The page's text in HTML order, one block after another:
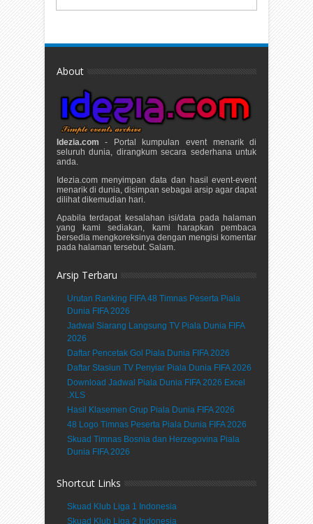
About
Idezia.com - Portal kumpulan event menarik di
seluruh dunia, dirangkum secara sederhana untuk
anda.
Idezia.com menyimpan data dan hasil event-event
menarik di dunia, disimpan sebagai arsip agar dapat
dilihat dikemudian hari.
Apabila terdapat kesalahan isi/data pada halaman
yang kami sediakan, kami harapkan pembaca
bersedia mengkoreksinya dengan mengisi komentar
pada halaman tersebut. Salam.
Arsip Terbaru
Urutan Ranking FIFA 48 Timnas Peserta Piala
Dunia FIFA 2026
Jadwal Siarang Langsung TV Piala Dunia FIFA
2026
Daftar Pencetak Gol Piala Dunia FIFA 2026
Daftar Stasiun TV Penyiar Piala Dunia FIFA 2026
Download Jadwal Piala Dunia FIFA 2026 Excel
.XLS
Hasil Klasemen Grup Piala Dunia FIFA 2026
48 Logo Timnas Peserta Piala Dunia FIFA 2026
Skuad Timnas Bosnia dan Herzegovina Piala
Dunia FIFA 2026
Shortcut Links
Skuad Klub Liga 1 Indonesia
Skuad Klub Liga 2 Indonesia